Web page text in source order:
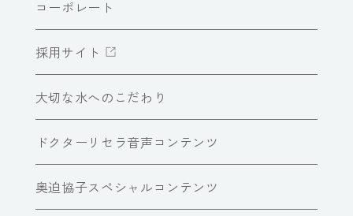
コーポレート
採用サイト
大切な水へのこだわり
ドクターリセラ音声コンテンツ
奥迫協子スペシャルコンテンツ